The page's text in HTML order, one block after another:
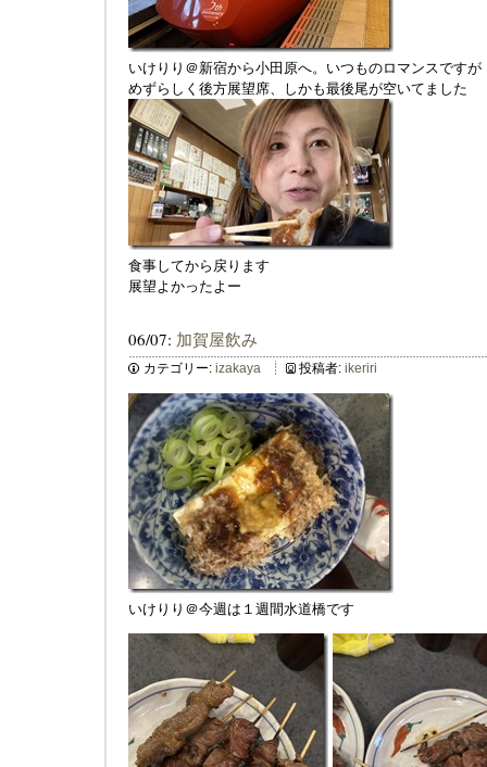
いけりり＠新宿から小田原へ。いつものロマンスですが
めずらしく後方展望席、しかも最後尾が空いてました
食事してから戻ります
展望よかったよー
06/07: 加賀屋飲み
カテゴリー: izakaya 投稿者: ikeriri
いけりり＠今週は１週間水道橋です